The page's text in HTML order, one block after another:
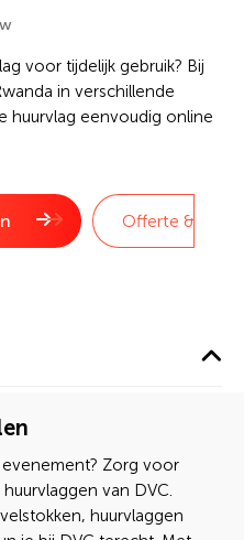
voor tijdelijk gebruik? Bij
in verschillende
huurvlag eenvoudig online
Offerte &
Zorg voor
van DVC.
huurvlaggen